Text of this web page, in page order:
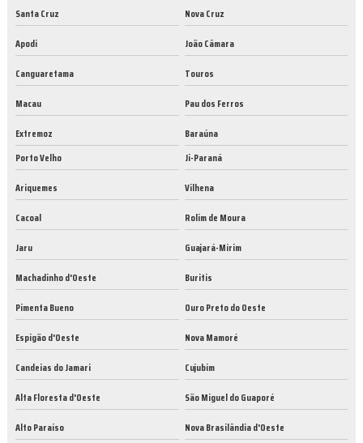
Santa Cruz
Nova Cruz
Apodi
João Câmara
Canguaretama
Touros
Macau
Pau dos Ferros
Extremoz
Baraúna
Porto Velho
Ji-Paraná
Ariquemes
Vilhena
Cacoal
Rolim de Moura
Jaru
Guajará-Mirim
Machadinho d'Oeste
Buritis
Pimenta Bueno
Ouro Preto do Oeste
Espigão d'Oeste
Nova Mamoré
Candeias do Jamari
Cujubim
Alta Floresta d'Oeste
São Miguel do Guaporé
Alto Paraíso
Nova Brasilândia d'Oeste